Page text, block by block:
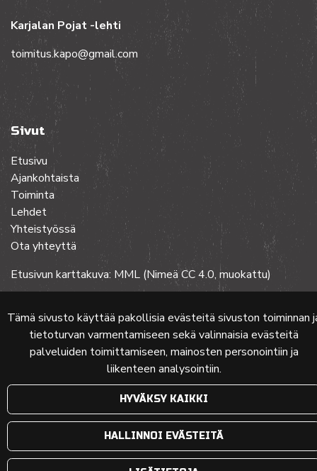
Tämä sivusto käyttää pakollisia evästeitä sivuston toiminnan
tietoturvan varmentamiseen sekä valinnaisia evästeitä
palveluiden toimittamiseen, mainosten personointiin ja
liikenteen analysointiin.
HYVÄKSY KAIKKI
HALLINNOI EVÄSTEITÄ
Karjalan Pojat -lehti
toimitus.kapo@gmail.com
Sivut
Etusivu
Ajankohtaista
Toiminta
Lehdet
Yhteistyössä
Ota yhteyttä
Etusivun karttakuva: MML (Nimeä CC 4.0, muokattu)
© 2024 PKMT | VerkkosivuatFlow Oy